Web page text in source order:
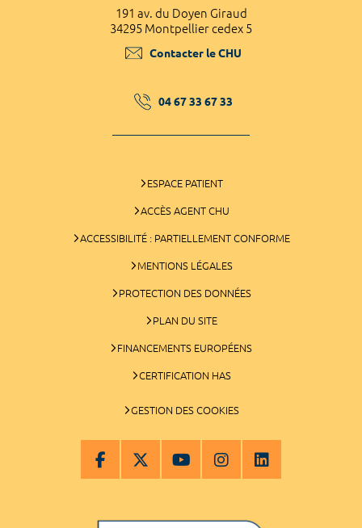
191 av. du Doyen Giraud
34295 Montpellier cedex 5
Contacter le CHU
04 67 33 67 33
ESPACE PATIENT
ACCÈS AGENT CHU
ACCESSIBILITÉ : PARTIELLEMENT CONFORME
MENTIONS LÉGALES
PROTECTION DES DONNÉES
PLAN DU SITE
FINANCEMENTS EUROPÉENS
CERTIFICATION HAS
GESTION DES COOKIES